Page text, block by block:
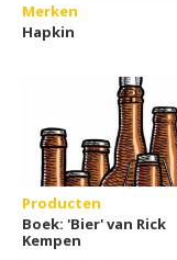
Merken
Hapkin
Producten
Boek: 'Bier' van Rick
Kempen